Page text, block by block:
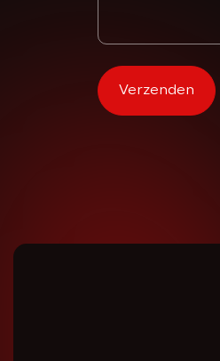
Verzenden